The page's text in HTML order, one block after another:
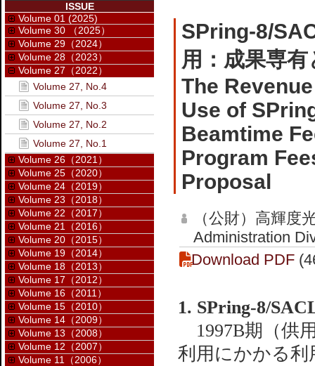
SPring-8/
用：成果専
The
Use of
Beamtime
Program
Proposal
（公財）高輝
Administration
Download PDF
1. SPring-8/
1997B期（供
利用にかかる
ISSUE
Volume 01 (2025)
Volume 30 （2025）
Volume 29（2024）
Volume 28（2023）
Volume 27（2022）
Volume 27, No.4
Volume 27, No.3
Volume 27, No.2
Volume 27, No.1
Volume 26（2021）
Volume 25（2020）
Volume 24（2019）
Volume 23（2018）
Volume 22（2017）
Volume 21（2016）
Volume 20（2015）
Volume 19（2014）
Volume 18（2013）
Volume 17（2012）
Volume 16（2011）
Volume 15（2010）
Volume 14（2009）
Volume 13（2008）
Volume 12（2007）
Volume 11（2006）